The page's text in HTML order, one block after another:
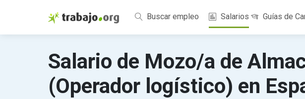
Buscar empleo Salarios Guías de
Salario de Mozo/a de
(Operador logístico) en